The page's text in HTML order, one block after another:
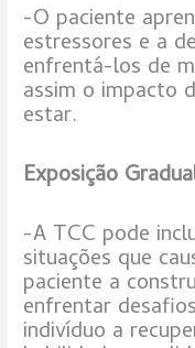
-O paciente
estressores e a
enfrentá-los de
assim o impacto
estar.
Exposição
-A TCC pode
situações que
paciente a
enfrentar
indivíduo a